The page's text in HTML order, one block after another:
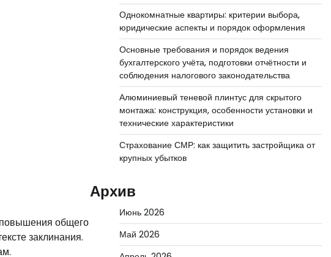
повышения общего
заклинания.
Однокомнатные квартиры: критерии выбора,
юридические аспекты и порядок оформления
Основные требования и порядок ведения
бухгалтерского учёта, подготовки отчётности и
соблюдения налогового законодательства
Алюминиевый теневой плинтус для скрытого
монтажа: конструкция, особенности установки и
технические характеристики
Страхование СМР: как защитить застройщика от
крупных убытков
Архив
Июнь 2026
Май 2026